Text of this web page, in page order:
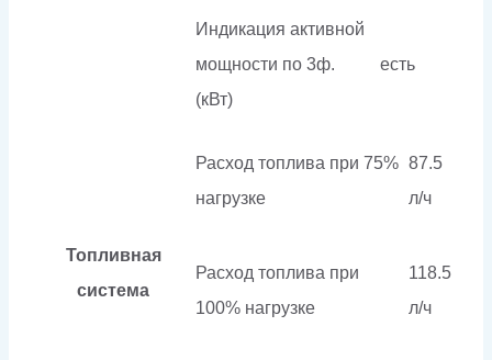
Индикация активной
мощности по 3ф.
(кВт)
есть
Топливная
система
Расход топлива при 75%
нагрузке
87.5
л/ч
Расход топлива при
100% нагрузке
118.5
л/ч